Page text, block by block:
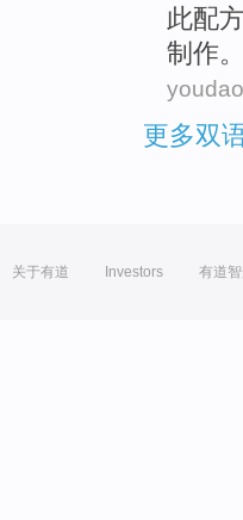
此配方
制作。
youdao
更多双
关于有道 Investors 有道